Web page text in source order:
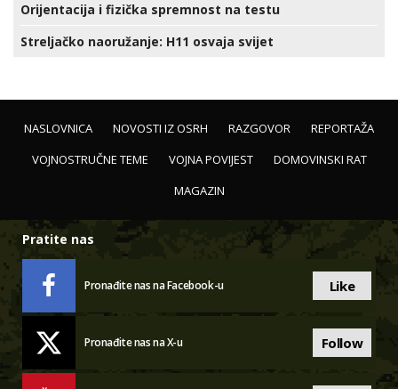
Orijentacija i fizička spremnost na testu
Streljačko naoružanje: H11 osvaja svijet
NASLOVNICA NOVOSTI IZ OSRH RAZGOVOR
REPORTAŽA
VOJNOSTRUČNE TEME
VOJNA POVIJEST
DOMOVINSKI RAT
MAGAZIN
Pratite nas
Pronađite nas na Facebook-u Like
Pronađite nas na X-u Follow